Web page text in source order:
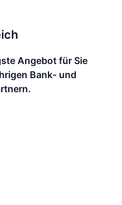
Angebot für Sie
Bank- und